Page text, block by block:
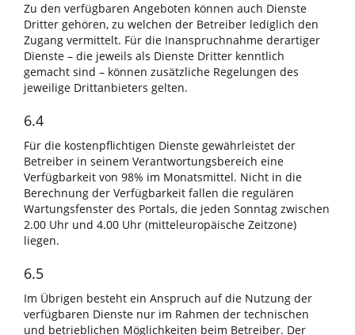
Zu den verfügbaren Angeboten können auch Dienste
Dritter gehören, zu welchen der Betreiber lediglich den
Zugang vermittelt. Für die Inanspruchnahme derartiger
Dienste – die jeweils als Dienste Dritter kenntlich
gemacht sind – können zusätzliche Regelungen des
jeweilige Drittanbieters gelten.
6.4
Für die kostenpflichtigen Dienste gewährleistet der
Betreiber in seinem Verantwortungsbereich eine
Verfügbarkeit von 98% im Monatsmittel. Nicht in die
Berechnung der Verfügbarkeit fallen die regulären
Wartungsfenster des Portals, die jeden Sonntag zwischen
2.00 Uhr und 4.00 Uhr (mitteleuropäische Zeitzone)
liegen.
6.5
Im Übrigen besteht ein Anspruch auf die Nutzung der
verfügbaren Dienste nur im Rahmen der technischen
und betrieblichen Möglichkeiten beim Betreiber. Der